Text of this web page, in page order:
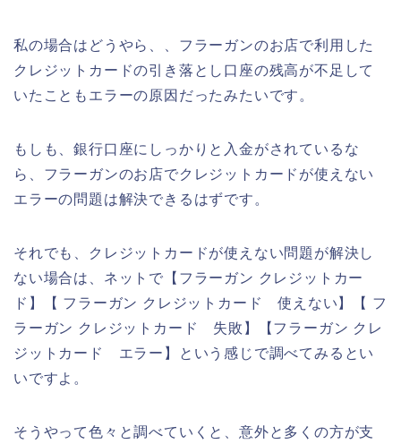
私の場合はどうやら、、フラーガンのお店で利用した
クレジットカードの引き落とし口座の残高が不足して
いたこともエラーの原因だったみたいです。
もしも、銀行口座にしっかりと入金がされているな
ら、フラーガンのお店でクレジットカードが使えない
エラーの問題は解決できるはずです。
それでも、クレジットカードが使えない問題が解決し
ない場合は、ネットで【フラーガン クレジットカー
ド】【 フラーガン クレジットカード 使えない】【 フ
ラーガン クレジットカード 失敗】【フラーガン クレ
ジットカード エラー】という感じで調べてみるとい
いですよ。
そうやって色々と調べていくと、意外と多くの方が支